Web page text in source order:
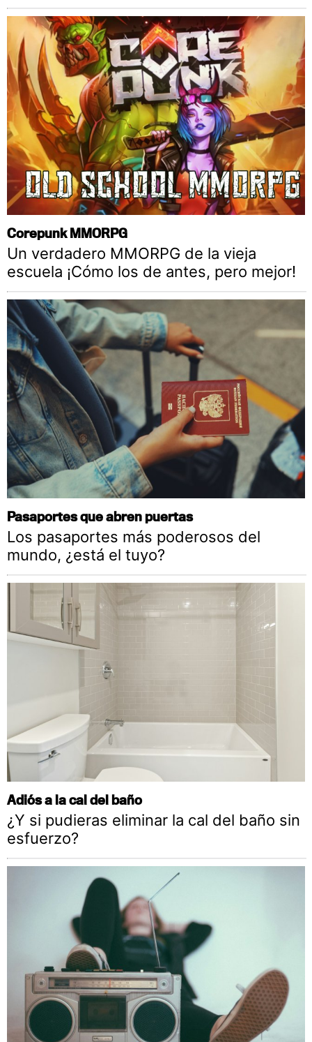
Corepunk MMORPG
Un verdadero MMORPG de la vieja
escuela ¡Cómo los de antes, pero mejor!
Pasaportes que abren puertas
Los pasaportes más poderosos del
mundo, ¿está el tuyo?
Adiós a la cal del baño
¿Y si pudieras eliminar la cal del baño sin
esfuerzo?